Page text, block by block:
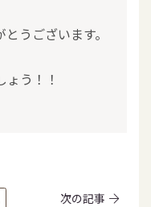
うございます。
う！！
次の記事